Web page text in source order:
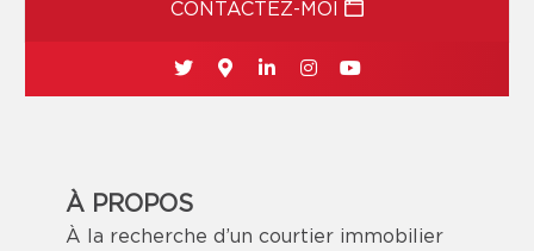
CONTACTEZ-MOI
À PROPOS
À la recherche d’un courtier immobilier